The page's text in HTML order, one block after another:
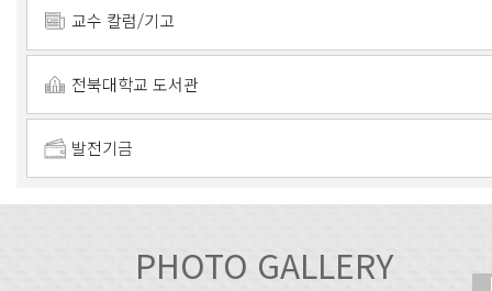
교수 칼럼/기고
전북대학교 도서관
발전기금
PHOTO GALLERY